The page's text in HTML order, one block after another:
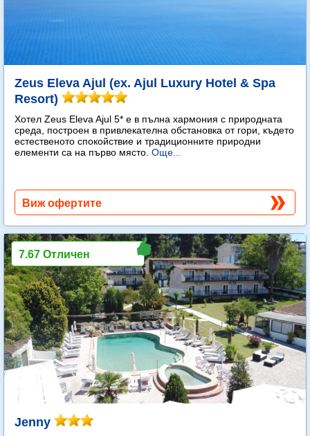
Zeus Eleva Ajul (ex. Ajul Luxury Hotel & Spa
Resort)
Хотел Zeus Eleva Ajul 5* е в пълна хармония с природната
среда, построен в привлекателна обстановка от гори, където
естественото спокойствие и традиционните природни
елементи са на първо място. Още...
Виж офертите
Jenny
7.67 Отличен